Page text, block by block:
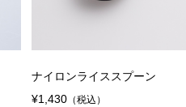
ナイロンライススプーン
¥1,430 （税込）